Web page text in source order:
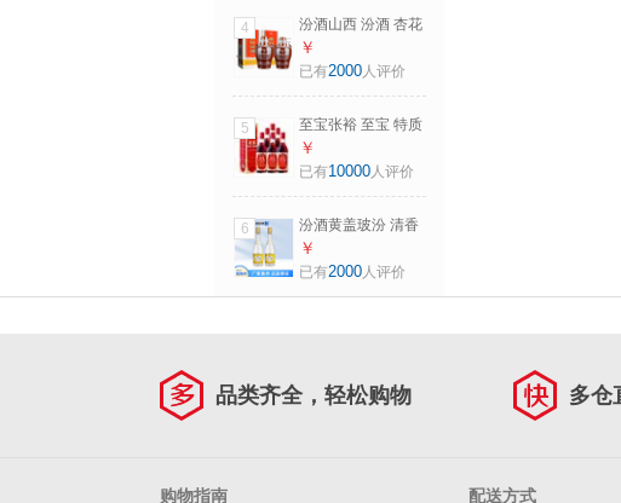
4
汾酒山西 汾酒 杏花
村酒 老白汾10 非
10年 清香型 白酒
￥
已有2000人评价
5
至宝张裕 至宝 特质
三鞭至宝酒 35度
500mL 6瓶
￥
已有10000人评价
6
汾酒黄盖玻汾 清香
型高度白酒 48度
475mL 2瓶
￥
已有2000人评价
品类齐全，轻松购物 多仓
购物指南 配送方式